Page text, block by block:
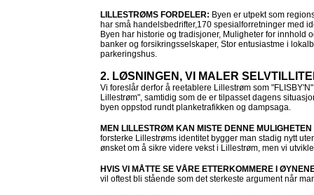
LILLESTRØMS FORDELER: Byen er utpekt som
har små handelsbedrifter,170 spesialforretninger med
Byen har historie og tradisjoner, Muligheter for innhold
banker og forsikringsselskaper, Stor entusiastme i
parkeringshus.
2. LØSNINGEN, VI MALER
Vi foreslår derfor å reetablere Lillestrøm som
Lillestrøm", samtidig som de er tilpasset dagens
byen oppstod rundt planketrafikken og dampsaga.
MEN LILLESTRØM KAN MISTE DENNE
forsterke Lillestrøms identitet bygger man stadig nytt
ønsket om å sikre videre vekst i Lillestrøm, men vi
HVIS VI MÅTTE SE VÅRE ETTERKOMMERE I
vil oftest bli stående som det sterkeste argument når